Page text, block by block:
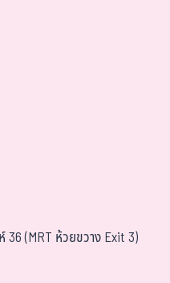
(MRT ห้วยขวาง Exit 3)